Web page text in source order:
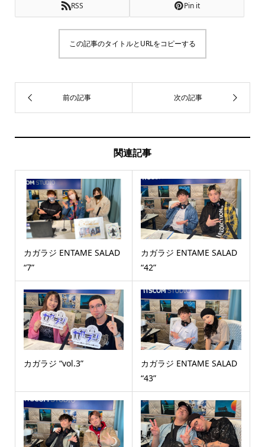
RSS Pin it
この記事のタイトルとURLをコピーする
関連記事
カガラジ ENTAME SALAD
“7”
カガラジ ENTAME SALAD
“42”
カガラジ “vol.3”
カガラジ ENTAME SALAD
“43”